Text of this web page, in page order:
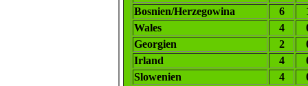
Bosnien/Herzegowina
6
Wales
4
Georgien
2
Irland
4
Slowenien
4